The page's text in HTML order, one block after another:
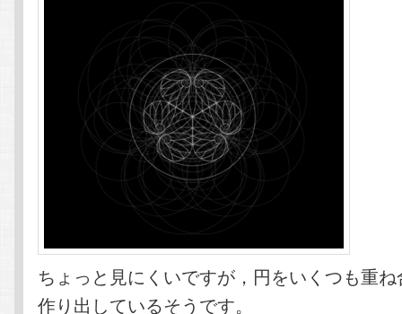
ちょっと見にくいですが，円をいくつも重
作り出しているそうです。